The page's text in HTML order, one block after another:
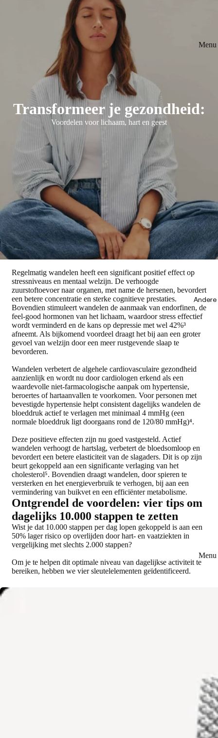
Menu
Menu
Transformeer je gezondheid:
Voordelen voor lichaam, hart en geest
Regelmatig wandelen heeft een significant positief effect op
stressniveaus en mentaal welzijn. De verhoogde
zuurstoftoevoer naar organen, met name de hersenen, bevordert
een betere concentratie en sterke cognitieve prestaties.
Bovendien stimuleert wandelen de aanmaak van endorfinen, de
feel-good hormonen van het lichaam, waardoor stress effectief
wordt verminderd en de kans op depressie met wel 42%³
afneemt. Als bijkomend voordeel draagt het bij aan een groter
gevoel van welzijn door een meer rustgevende slaap te
bevorderen.
Wandelen verbetert de algehele cardiovasculaire gezondheid
aanzienlijk en wordt nu door cardiologen erkend als een
waardevolle niet-farmacologische aanpak om hypertensie,
beroertes of hartaanvallen te voorkomen. Voor personen met
bevestigde hypertensie helpt consistent dagelijks wandelen de
bloeddruk actief te verlagen met minimaal 4 mmHg (een
normale bloeddruk ligt doorgaans rond de 120/80 mmHg)⁴.
Deze positieve effecten zijn nu goed vastgesteld. Actief
wandelen verhoogt de hartslag, verbetert de bloedsomloop en
bevordert een betere elasticiteit van de slagaders. Dit is op zijn
beurt gekoppeld aan een significante verlaging van het
cholesterol⁵. Bovendien draagt wandelen, door spieren te
versterken en het energieverbruik te verhogen, bij aan een
vermindering van buikvet en een efficiënter metabolisme.
Ontgrendel de voordelen: vier tips om
dagelijks 10.000 stappen te zetten
Wist je dat 10.000 stappen per dag lopen gekoppeld is aan een
50% lager risico op overlijden door hart- en vaatziekten in
vergelijking met slechts 2.000 stappen?
Om je te helpen dit optimale niveau van dagelijkse activiteit te
bereiken, hebben we vier sleutelelementen geïdentificeerd.